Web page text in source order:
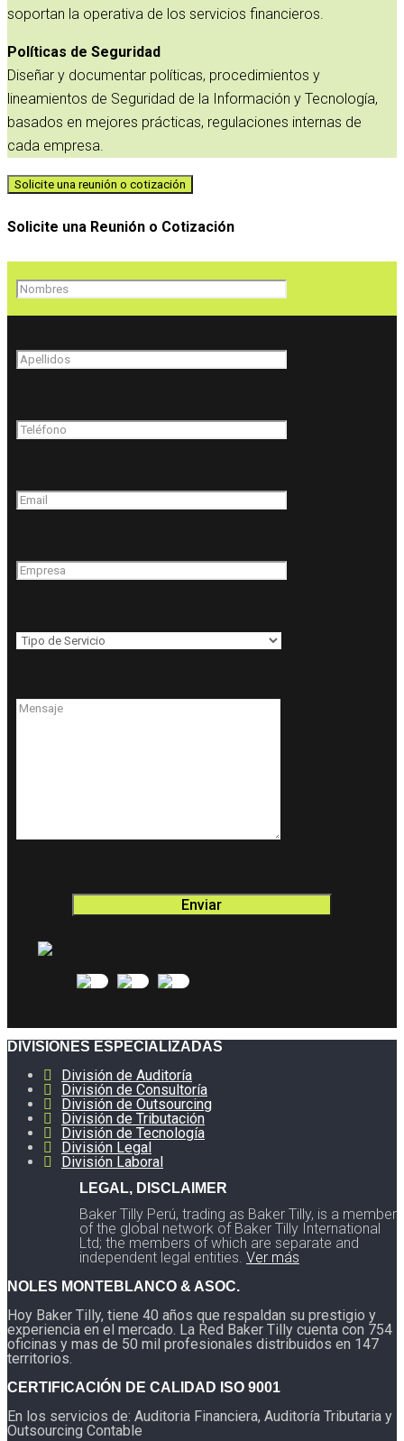
soportan la operativa de los servicios financieros.
Políticas de Seguridad
Diseñar y documentar políticas, procedimientos y
lineamientos de Seguridad de la Información y Tecnología,
basados en mejores prácticas, regulaciones internas de
cada empresa.
Solicite una reunión o cotización
Solicite una Reunión o Cotización
DIVISIONES ESPECIALIZADAS
División de Auditoría
División de Consultoría
División de Outsourcing
División de Tributación
División de Tecnología
División Legal
División Laboral
LEGAL, DISCLAIMER
Baker Tilly Perú, trading as Baker Tilly, is a member
of the global network of Baker Tilly International
Ltd; the members of which are separate and
independent legal entities. Ver más
NOLES MONTEBLANCO & ASOC.
Hoy Baker Tilly, tiene 40 años que respaldan su prestigio y
experiencia en el mercado. La Red Baker Tilly cuenta con 754
oficinas y mas de 50 mil profesionales distribuidos en 147
territorios.
CERTIFICACIÓN DE CALIDAD ISO 9001
En los servicios de: Auditoria Financiera, Auditoría Tributaria y
Outsourcing Contable